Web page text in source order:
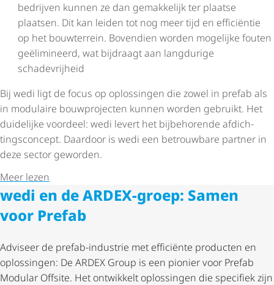
bedrijven kunnen ze dan gemakkelijk ter plaatse
plaatsen. Dit kan leiden tot nog meer tijd en efficiëntie
op het bouwterrein. Bovendien worden mogelijke fouten
geëlimineerd, wat bijdraagt aan langdurige
schadevrijheid
Bij wedi ligt de focus op oplossingen die zowel in prefab als
in modulaire bouwprojecten kunnen worden gebruikt. Het
duidelijke voordeel: wedi levert het bijbehorende afdich­
tings­con­cept. Daardoor is wedi een betrouwbare partner in
deze sector geworden.
Meer lezen
wedi en de ARDEX-groep: Samen
voor Prefab
Adviseer de prefab-industrie met efficiënte producten en
oplossingen: De ARDEX Group is een pionier voor Prefab
Modular Offsite. Het ontwikkelt oplossingen die specifiek zijn